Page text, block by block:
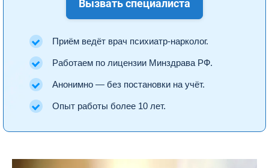
Вызвать специалиста
Приём ведёт врач психиатр-нарколог.
Работаем по лицензии Минздрава РФ.
Анонимно — без постановки на учёт.
Опыт работы более 10 лет.